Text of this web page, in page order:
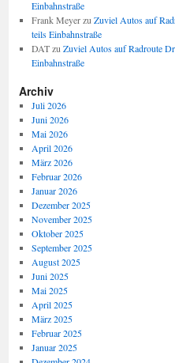
Einbahnstraße
Frank MeyerzuZuviel Autos auf
teils Einbahnstraße
DATzuZuviel Autos auf Radroute
Einbahnstraße
Archiv
Juli 2026
Juni 2026
Mai 2026
April 2026
März 2026
Februar 2026
Januar 2026
Dezember 2025
November 2025
Oktober 2025
September 2025
August 2025
Juni 2025
Mai 2025
April 2025
März 2025
Februar 2025
Januar 2025